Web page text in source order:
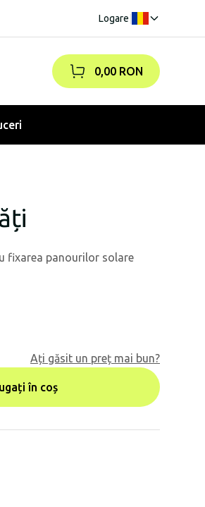
Logare
0,00 RON
fixarea panourilor solare
Ați găsit un preț mai bun?
în coș